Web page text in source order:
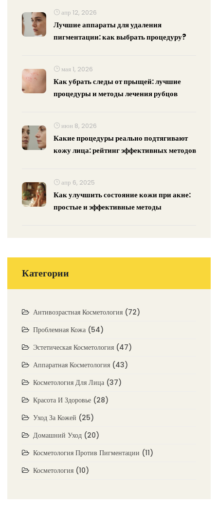
апр 12, 2026
Лучшие аппараты для удаления
пигментации: как выбрать процедуру?
мая 1, 2026
Как убрать следы от прыщей: лучшие
процедуры и методы лечения рубцов
июн 8, 2026
Какие процедуры реально подтягивают
кожу лица: рейтинг эффективных методов
апр 6, 2025
Как улучшить состояние кожи при акне:
простые и эффективные методы
Категории
Антивозрастная Косметология (72)
Проблемная Кожа (54)
Эстетическая Косметология (47)
Аппаратная Косметология (43)
Косметология Для Лица (37)
Красота И Здоровье (28)
Уход За Кожей (25)
Домашний Уход (20)
Косметология Против Пигментации (11)
Косметология (10)